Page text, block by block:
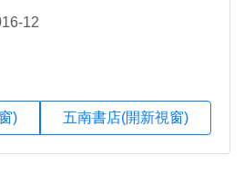
12
) 五南書店(開新視窗)